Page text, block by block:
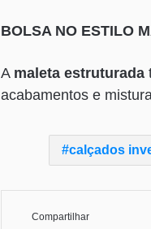
BOLSA NO ESTILO
A maleta estruturada
acabamentos e
calçados
Compartilhar